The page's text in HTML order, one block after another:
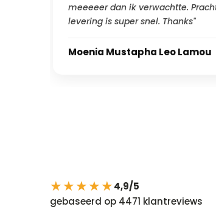
meeeeer dan ik verwachtte.
levering is super snel. Thanks"
Moenia Mustapha Leo Lamou
★★★★★4,9/5
gebaseerd op 4471 klantreviews